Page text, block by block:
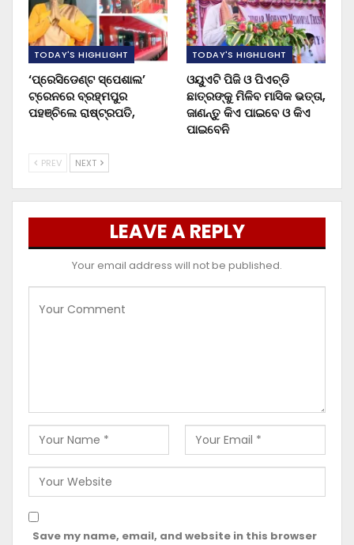
TODAY'S HIGHLIGHT
‘ପ୍ରେସିଡେଣ୍ଟ ସ୍ପେଶାଲ’
ଟ୍ରେନରେ ବ୍ରହ୍ମପୁର
ପହଞ୍ଚିଲେ ରାଷ୍ଟ୍ରପତି,
TODAY'S HIGHLIGHT
ଓୟୁଏଟି ପିଜି ଓ ପିଏଚ୍‌ଡି
ଛାତ୍ରଙ୍କୁ ମିଳିବ ମାସିକ ଭତ୍ତା,
ଜାଣନ୍ତୁ କିଏ ପାଇବେ ଓ କିଏ
ପାଇବେନି
PREV NEXT
LEAVE A REPLY
Your email address will not be published.
Save my name, email, and website in this browser